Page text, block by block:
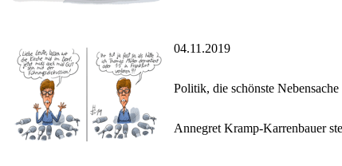
04.11.2019
Politik, die schönste
Annegret Kramp-Karrenbauer